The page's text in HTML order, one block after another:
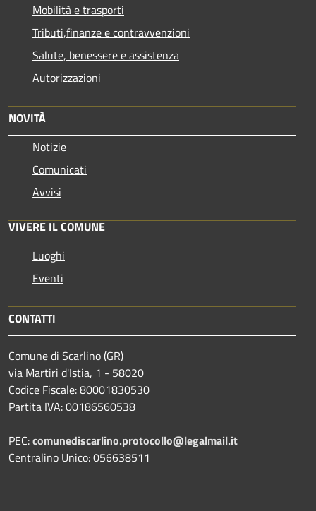
Mobilità e trasporti
Tributi,finanze e contravvenzioni
Salute, benessere e assistenza
Autorizzazioni
NOVITÀ
Notizie
Comunicati
Avvisi
VIVERE IL COMUNE
Luoghi
Eventi
CONTATTI
Comune di Scarlino (GR)
via Martiri d'Istia, 1 - 58020
Codice Fiscale: 80001830530
Partita IVA: 00186560538
PEC:comunediscarlino.protocollo@legalmail.it
Centralino Unico: 056638511